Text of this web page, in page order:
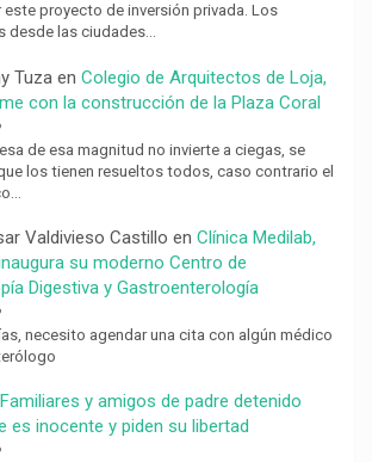
este proyecto de inversión privada. Los
desde las ciudades…
Tuzaen Colegio de Arquitectos de Loja,
con la construcción de la Plaza Coral
de esa magnitud no invierte a ciegas, se
los tienen resueltos todos, caso contrario el
Valdivieso Castillo en Clínica Medilab,
su moderno Centro de
Digestiva y Gastroenterología
necesito agendar una cita con algún médico
Familiares y amigos de padre detenido
es inocente y piden su libertad